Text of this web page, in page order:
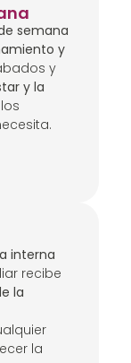
semana
y
y
y la
interna
recibe
la
la